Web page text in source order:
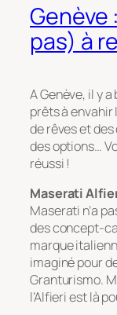
Genève
pas) à
A Genève, il y
prêts à
de rêves et
des options…
réussi !
Maserati
Maserati n’a
des concept-
marque
imaginé pour
Granturismo.
l’Alfieri est là